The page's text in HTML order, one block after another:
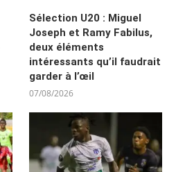
Sélection U20 : Miguel
Joseph et Ramy Fabilus,
deux éléments
intéressants qu’il faudrait
garder à l’œil
07/08/2026